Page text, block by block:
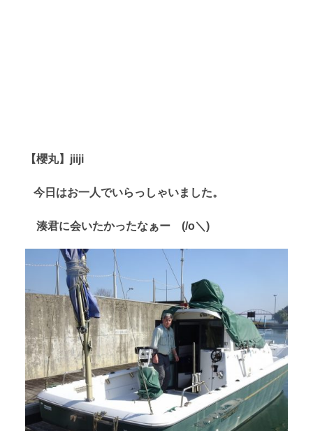
【櫻丸】jiiji
今日はお一人でいらっしゃいました。
湊君に会いたかったなぁー (/o＼)